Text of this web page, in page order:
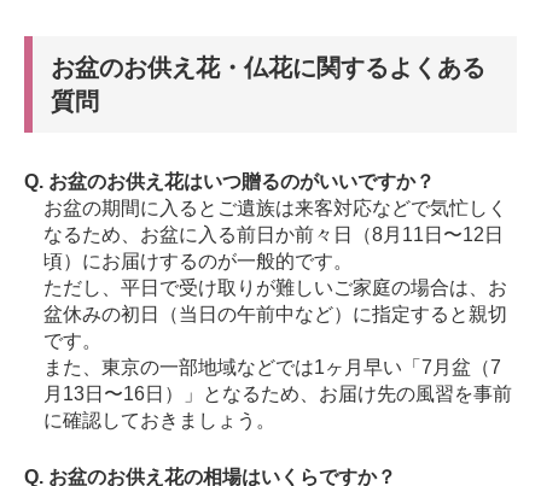
お盆のお供え花・仏花に関するよくある
質問
Q. お盆のお供え花はいつ贈るのがいいですか？
お盆の期間に入るとご遺族は来客対応などで気忙しく
なるため、お盆に入る前日か前々日（8月11日〜12日
頃）にお届けするのが一般的です。
ただし、平日で受け取りが難しいご家庭の場合は、お
盆休みの初日（当日の午前中など）に指定すると親切
です。
また、東京の一部地域などでは1ヶ月早い「7月盆（7
月13日〜16日）」となるため、お届け先の風習を事前
に確認しておきましょう。
Q. お盆のお供え花の相場はいくらですか？